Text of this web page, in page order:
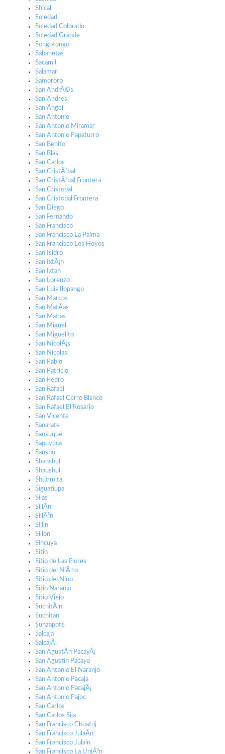
Shical
Soledad
Soledad Colorado
Soledad Grande
Songotongo
Sabanetas
Sacamil
Salamar
Samororo
San AndrÃ©s
San Andres
San Ãngel
San Antonio
San Antonio Miramar
San Antonio Papaturro
San Benito
San Blas
San Carlos
San CristÃ³bal
San CristÃ³bal Frontera
San Cristobal
San Cristobal Frontera
San Diego
San Fernando
San Francisco
San Francisco La Palma
San Francisco Los Hoyos
San Isidro
San IxtÃ¡n
San Ixtan
San Lorenzo
San Luis Ilopango
San Marcos
San MatÃ­as
San Matias
San Miguel
San Miguelito
San NicolÃ¡s
San Nicolas
San Pablo
San Patricio
San Pedro
San Rafael
San Rafael Cerro Blanco
San Rafael El Rosario
San Vicente
Sanarate
Sansuque
Sapuyuca
Saushul
Shanshul
Shaushul
Shutimita
Siguatiupa
Silas
SillÃ­n
SillÃ³n
Sillin
Sillon
Sincuya
Sitio
Sitio de Las Flores
Sitio del NiÃ±o
Sitio del Nino
Sitio Naranjo
Sitio Viejo
SuchitÃ¡n
Suchitan
Sunzapote
Salcaja
SalcajÃ¡
San AgustÃ­n PacayÃ¡
San Agustin Pacaya
San Antonio El Naranjo
San Antonio Pacaja
San Antonio PacajÃ¡
San Antonio Pajoc
San Carlos
San Carlos Sija
San Francisco Chuatuj
San Francisco JulaÃ­n
San Francisco Julain
San Francisco La UniÃ³n